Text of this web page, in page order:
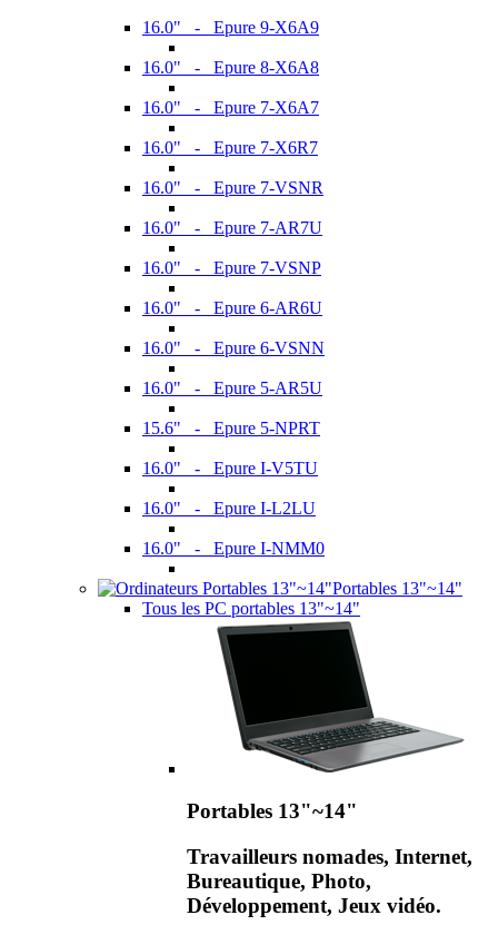
16.0" - Epure 9-X6A9
16.0" - Epure 8-X6A8
16.0" - Epure 7-X6A7
16.0" - Epure 7-X6R7
16.0" - Epure 7-VSNR
16.0" - Epure 7-AR7U
16.0" - Epure 7-VSNP
16.0" - Epure 6-AR6U
16.0" - Epure 6-VSNN
16.0" - Epure 5-AR5U
15.6" - Epure 5-NPRT
16.0" - Epure I-V5TU
16.0" - Epure I-L2LU
16.0" - Epure I-NMM0
Portables 13"~14"
Tous les PC portables 13"~14"
Portables 13"~14"
Travailleurs nomades, Internet,
Bureautique, Photo,
Développement, Jeux vidéo.